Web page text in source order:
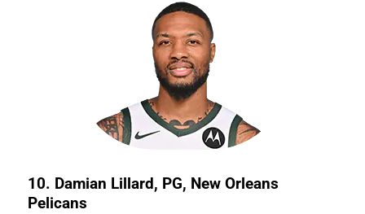
10. Damian Lillard, PG, New Orleans
Pelicans